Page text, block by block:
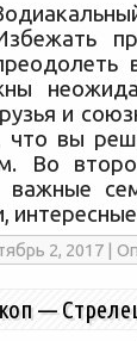
и
что вы
Во
важные
2, 2017 |
—